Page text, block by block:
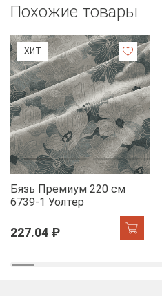
Похожие товары
ХИТ
Бязь Премиум 220 см
6739-1 Уолтер
227.04 ₽